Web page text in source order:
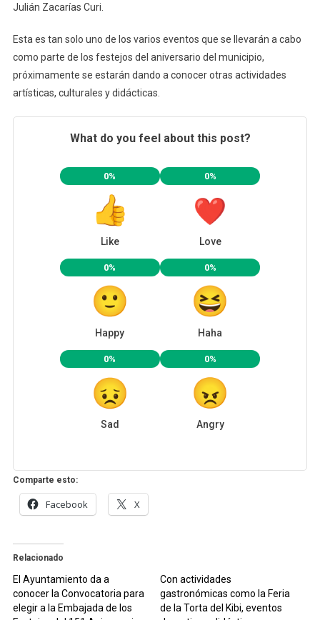
Julián Zacarías Curi.
Esta es tan solo uno de los varios eventos que se llevarán a cabo
como parte de los festejos del aniversario del municipio,
próximamente se estarán dando a conocer otras actividades
artísticas, culturales y didácticas.
What do you feel about this post?
0%
Like
0%
Love
0%
Happy
0%
Haha
0%
Sad
0%
Angry
Comparte esto:
Facebook X
Relacionado
El Ayuntamiento da a
conocer la Convocatoria para
elegir a la Embajada de los
Con actividades
gastronómicas como la Feria
de la Torta del Kibi, eventos